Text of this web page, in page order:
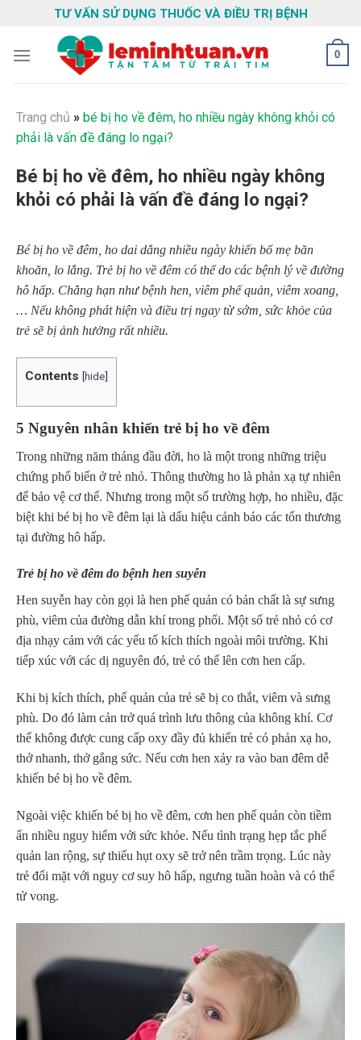
content
TƯ VẤN SỬ DỤNG THUỐC VÀ ĐIỀU TRỊ BỆNH
0
Trang chủ » bé bị ho về đêm, ho nhiều ngày không khỏi có
phải là vấn đề đáng lo ngại?
Bé bị ho về đêm, ho nhiều ngày không
khỏi có phải là vấn đề đáng lo ngại?
Bé bị ho về đêm, ho dai dẳng nhiều ngày khiến bố mẹ băn
khoăn, lo lắng. Trẻ bị ho về đêm có thể do các bệnh lý về đường
hô hấp. Chẳng hạn như bệnh hen, viêm phế quản, viêm xoang,
… Nếu không phát hiện và điều trị ngay từ sớm, sức khỏe của
trẻ sẽ bị ảnh hưởng rất nhiều.
Contents [hide]
5 Nguyên nhân khiến trẻ bị ho về đêm
Trong những năm tháng đầu đời, ho là một trong những triệu
chứng phổ biến ở trẻ nhỏ. Thông thường ho là phản xạ tự nhiên
để bảo vệ cơ thể. Nhưng trong một số trường hợp, ho nhiều, đặc
biệt khi bé bị ho về đêm lại là dấu hiệu cảnh báo các tổn thương
tại đường hô hấp.
Trẻ bị ho về đêm do bệnh hen suyễn
Hen suyễn hay còn gọi là hen phế quản có bản chất là sự sưng
phù, viêm của đường dẫn khí trong phổi. Một số trẻ nhỏ có cơ
địa nhạy cảm với các yếu tố kích thích ngoài môi trường. Khi
tiếp xúc với các dị nguyên đó, trẻ có thể lên cơn hen cấp.
Khi bị kích thích, phế quản của trẻ sẽ bị co thắt, viêm và sưng
phù. Do đó làm cản trở quá trình lưu thông của không khí. Cơ
thể không được cung cấp oxy đầy đủ khiến trẻ có phản xạ ho,
thở nhanh, thở gắng sức. Nếu cơn hen xảy ra vào ban đêm dễ
khiến bé bị ho về đêm.
Ngoài việc khiến bé bị ho về đêm, cơn hen phế quản còn tiềm
ẩn nhiều nguy hiểm với sức khỏe. Nếu tình trạng hẹp tắc phế
quản lan rộng, sự thiếu hụt oxy sẽ trở nên trầm trọng. Lúc này
trẻ đối mặt với nguy cơ suy hô hấp, ngưng tuần hoàn và có thể
tử vong.